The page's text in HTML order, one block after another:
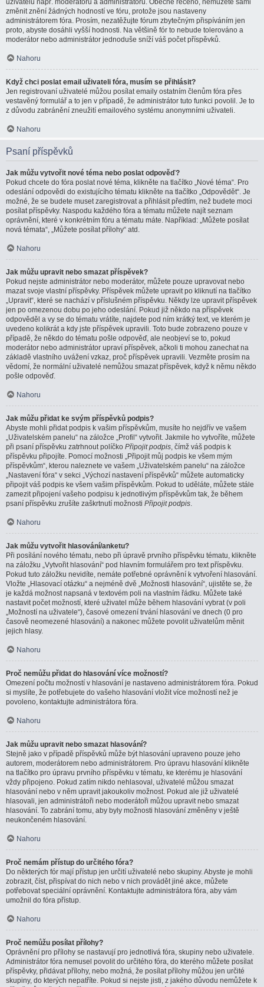
uživatelů např. moderátorů a administrátorů. Obecně řečeno, nemůžete sami
změnit znění žádných hodností ve fóru, protože jsou nastaveny
administrátorem fóra. Prosím, nezatěžujte fórum zbytečným přispíváním jen
proto, abyste dosáhli vyšší hodnosti. Na většině fór to nebude tolerováno a
moderátor nebo administrátor jednoduše sníží váš počet příspěvků.
Nahoru
Když chci poslat email uživateli fóra, musím se přihlásit?
Jen registrovaní uživatelé můžou posílat emaily ostatním členům fóra přes
vestavěný formulář a to jen v případě, že administrátor tuto funkci povolil. Je to
z důvodu zabránění zneužití emailového systému anonymními uživateli.
Nahoru
Psaní příspěvků
Jak můžu vytvořit nové téma nebo poslat odpověď?
Pokud chcete do fóra poslat nové téma, klikněte na tlačítko „Nové téma“. Pro
odeslání odpovědi do existujícího tématu klikněte na tlačítko „Odpovědět“. Je
možné, že se budete muset zaregistrovat a přihlásit předtím, než budete moci
posílat příspěvky. Naspodu každého fóra a tématu můžete najít seznam
oprávnění, které v konkrétním fóru a tématu máte. Například: „Můžete posílat
nová témata“, „Můžete posílat přílohy“ atd.
Nahoru
Jak můžu upravit nebo smazat příspěvek?
Pokud nejste administrátor nebo moderátor, můžete pouze upravovat nebo
mazat svoje vlastní příspěvky. Příspěvek můžete upravit po kliknutí na tlačítko
„Upravit“, které se nachází v příslušném příspěvku. Někdy lze upravit příspěvek
jen po omezenou dobu po jeho odeslání. Pokud již někdo na příspěvek
odpověděl a vy se do tématu vrátíte, najdete pod ním krátký text, ve kterém je
uvedeno kolikrát a kdy jste příspěvek upravili. Toto bude zobrazeno pouze v
případě, že někdo do tématu pošle odpověď, ale neobjeví se to, pokud
moderátor nebo administrátor upraví příspěvek, ačkoli ti mohou zanechat na
základě vlastního uvážení vzkaz, proč příspěvek upravili. Vezměte prosím na
vědomí, že normální uživatelé nemůžou smazat příspěvek, když k němu někdo
pošle odpověď.
Nahoru
Jak můžu přidat ke svým příspěvků podpis?
Abyste mohli přidat podpis k vašim příspěvkům, musíte ho nejdřív ve vašem
„Uživatelském panelu“ na záložce „Profil“ vytvořit. Jakmile ho vytvoříte, můžete
při psaní příspěvku zatrhnout políčko Připojit podpis, čímž váš podpis k
příspěvku připojíte. Pomocí možnosti „Připojit můj podpis ke všem mým
příspěvkům“, kterou naleznete ve vašem „Uživatelském panelu“ na záložce
„Nastavení fóra“ v sekci „Výchozí nastavení příspěvků“ můžete automaticky
připojit váš podpis ke všem vašim příspěvkům. Pokud to uděláte, můžete stále
zamezit připojení vašeho podpisu k jednotlivým příspěvkům tak, že během
psaní příspěvku zrušíte zaškrtnutí možnosti Připojit podpis.
Nahoru
Jak můžu vytvořit hlasování/anketu?
Při posílání nového tématu, nebo při úpravě prvního příspěvku tématu, klikněte
na záložku „Vytvořit hlasování“ pod hlavním formulářem pro text příspěvku.
Pokud tuto záložku nevidíte, nemáte potřebné oprávnění k vytvoření hlasování.
Vložte „Hlasovací otázku“ a nejméně dvě „Možnosti hlasování“, ujistěte se, že
je každá možnost napsaná v textovém poli na vlastním řádku. Můžete také
nastavit počet možností, které uživatel může během hlasování vybrat (v poli
„Možností na uživatele“), časové omezení trvání hlasování ve dnech (0 pro
časově neomezené hlasování) a nakonec můžete povolit uživatelům měnit
jejich hlasy.
Nahoru
Proč nemůžu přidat do hlasování více možností?
Omezení počtu možností v hlasování je nastaveno administrátorem fóra. Pokud
si myslíte, že potřebujete do vašeho hlasování vložit více možností než je
povoleno, kontaktujte administrátora fóra.
Nahoru
Jak můžu upravit nebo smazat hlasování?
Stejně jako v případě příspěvků může být hlasování upraveno pouze jeho
autorem, moderátorem nebo administrátorem. Pro úpravu hlasování klikněte
na tlačítko pro úpravu prvního příspěvku v tématu, ke kterému je hlasování
vždy připojeno. Pokud zatím nikdo nehlasoval, uživatelé můžou smazat
hlasování nebo v něm upravit jakoukoliv možnost. Pokud ale již uživatelé
hlasovali, jen administrátoři nebo moderátoři můžou upravit nebo smazat
hlasování. To zabrání tomu, aby byly možnosti hlasování změněny v ještě
neukončeném hlasování.
Nahoru
Proč nemám přístup do určitého fóra?
Do některých fór mají přístup jen určití uživatelé nebo skupiny. Abyste je mohli
zobrazit, číst, přispívat do nich nebo v nich provádět jiné akce, můžete
potřebovat speciální oprávnění. Kontaktujte administrátora fóra, aby vám
umožnil do fóra přístup.
Nahoru
Proč nemůžu posílat přílohy?
Oprávnění pro přílohy se nastavují pro jednotlivá fóra, skupiny nebo uživatele.
Administrátor fóra nemusel povolit do určitého fóra, do kterého můžete posílat
příspěvky, přidávat přílohy, nebo možná, že posílat přílohy můžou jen určité
skupiny, do kterých nepatříte. Pokud si nejste jisti, z jakého důvodu nemůžete k